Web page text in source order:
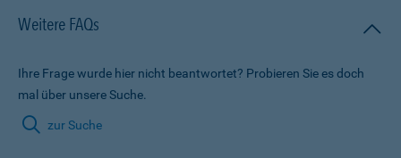
Weitere FAQs
Ihre Frage wurde hier nicht beantwortet? Probieren Sie es doch
mal über unsere Suche.
zur Suche